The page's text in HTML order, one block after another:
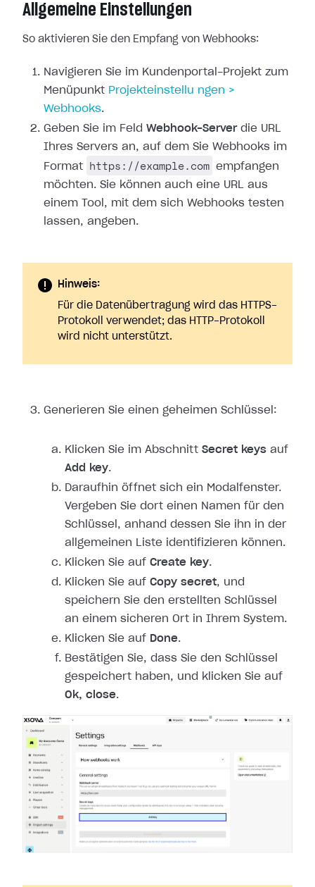
Allgemeine Einstellungen
So aktivieren Sie den Empfang von Webhooks:
Navigieren Sie im Kundenportal-Projekt zum
Menüpunkt Projekteinstellu ngen >
Webhooks.
Geben Sie im Feld Webhook-Serverdie URL
Ihres Servers an, auf dem Sie Webhooks im
Format
https://example.com empfangen
möchten. Sie können auch eine URL aus
einem Tool, mit dem sich Webhooks testen
lassen, angeben.
Hinweis:
Für die Datenübertragung wird das HTTPS-
Protokoll verwendet; das HTTP-Protokoll
wird nicht unterstützt.
Generieren Sie einen geheimen Schlüssel:
Klicken Sie im Abschnitt Secret keys auf
Add key.
Daraufhin öffnet sich ein Modalfenster.
Vergeben Sie dort einen Namen für den
Schlüssel, anhand dessen Sie ihn in der
allgemeinen Liste identifizieren können.
Klicken Sie auf Create key.
Klicken Sie auf Copy secret, und
speichern Sie den erstellten Schlüssel
an einem sicheren Ort in Ihrem System.
Klicken Sie auf Done.
Bestätigen Sie, dass Sie den Schlüssel
gespeichert haben, und klicken Sie auf
Ok, close.